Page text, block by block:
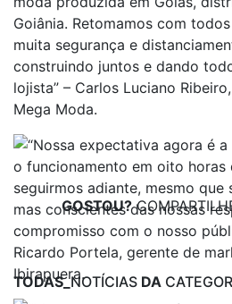
GOSTOU?
TODAS_NOTÍCIAS DA